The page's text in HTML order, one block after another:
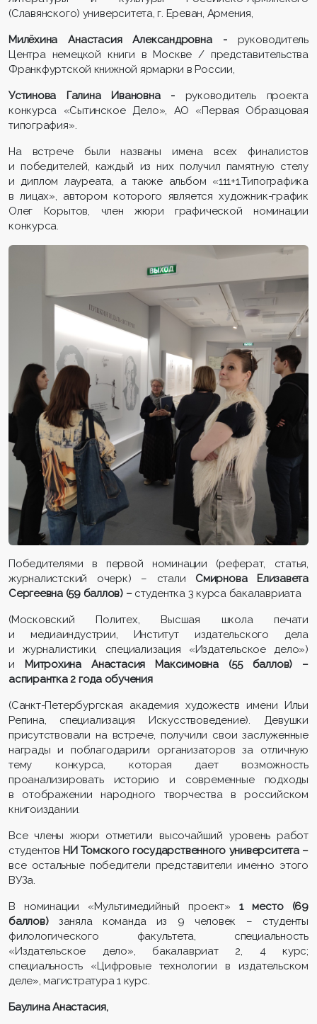
(Славянского) университета, г. Ереван, Армения,
Милёхина Анастасия Александровна- руководитель
Центра немецкой книги в Москве / представительства
Франкфуртской книжной ярмарки в России,
Устинова Галина Ивановна- руководитель проекта
конкурса «Сытинское Дело», АО «Первая Образцовая
типография».
На встрече были названы имена всех финалистов
и победителей, каждый из них получил памятную стелу
и диплом лауреата, а также альбом «111+1.Типографика
в лицах», автором которого является художник-график
Олег Корытов, член жюри графической номинации
конкурса.
Победителями в первой номинации (реферат, статья,
журналистский очерк) – стали Смирнова Елизавета
Сергеевна(59 баллов) – студентка 3 курса бакалавриата
(Московский Политех, Высшая школа печати
и медиаиндустрии, Институт издательского дела
и журналистики, специализация «Издательское дело»)
и Митрохина Анастасия Максимовна(55 баллов) –
аспирантка 2 года обучения
(Санкт-Петербургская академия художеств имени Ильи
Репина, специализация Искусствоведение). Девушки
присутствовали на встрече, получили свои заслуженные
награды и поблагодарили организаторов за отличную
тему конкурса, которая дает возможность
проанализировать историю и современные подходы
в отображении народного творчества в российском
книгоиздании.
Все члены жюри отметили высочайший уровень работ
студентов НИ Томского государственного университета –
все остальные победители представители именно этого
ВУЗа.
В номинации «Мультимедийный проект»1 место (69
баллов)заняла команда из 9 человек – студенты
филологического факультета, специальность
«Издательское дело», бакалавриат 2, 4 курс;
специальность «Цифровые технологии в издательском
деле», магистратура 1 курс.
Баулина Анастасия,